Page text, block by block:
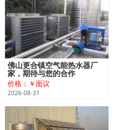
佛山更合镇空气能热水器厂
家，期待与您的合作
价格：￥面议
2026-08-31